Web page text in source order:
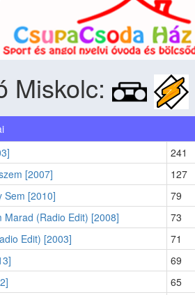
Miskolc:
241
[2007]
127
Sem [2010]
79
Marad (Radio Edit) [2008]
73
Edit) [2003]
71
69
65